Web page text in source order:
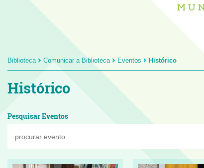
Biblioteca Comunicar a Biblioteca Eventos Histórico
Histórico
Pesquisar Eventos